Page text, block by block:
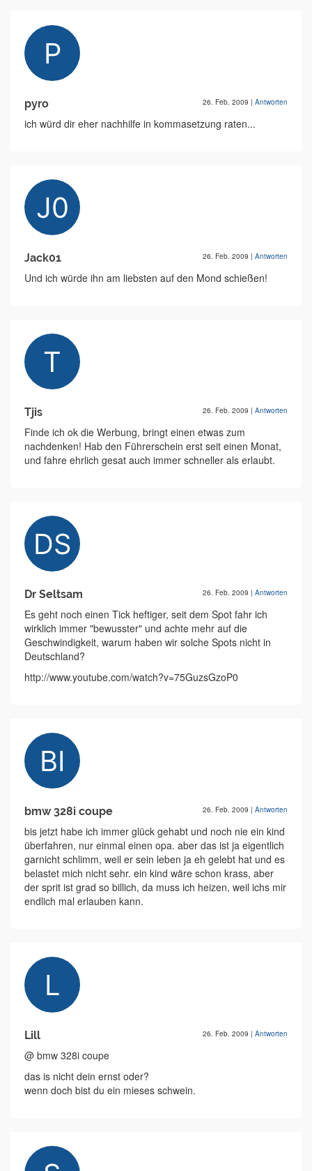
pyro 26. Feb. 2009 | Antworten
ich würd dir eher nachhilfe in kommasetzung raten...
Jack01 26. Feb. 2009 | Antworten
Und ich würde ihn am liebsten auf den Mond schießen!
Tjis 26. Feb. 2009 | Antworten
Finde ich ok die Werbung, bringt einen etwas zum
nachdenken! Hab den Führerschein erst seit einen Monat,
und fahre ehrlich gesat auch immer schneller als erlaubt.
Dr Seltsam 26. Feb. 2009 | Antworten
Es geht noch einen Tick heftiger, seit dem Spot fahr ich
wirklich immer "bewusster" und achte mehr auf die
Geschwindigkeit, warum haben wir solche Spots nicht in
Deutschland?
http://www.youtube.com/watch?v=75GuzsGzoP0
bmw 328i coupe 26. Feb. 2009 | Antworten
bis jetzt habe ich immer glück gehabt und noch nie ein kind
überfahren, nur einmal einen opa. aber das ist ja eigentlich
garnicht schlimm, weil er sein leben ja eh gelebt hat und es
belastet mich nicht sehr. ein kind wäre schon krass, aber
der sprit ist grad so billich, da muss ich heizen, weil ichs mir
endlich mal erlauben kann.
Lill 26. Feb. 2009 | Antworten
@ bmw 328i coupe
das is nicht dein ernst oder?
wenn doch bist du ein mieses schwein.